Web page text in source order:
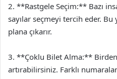
2. **Rastgele Seçim:** Bazı
sayılar seçmeyi tercih eder.
plana çıkarır.
3. **Çoklu Bilet Alma:** Birden
artırabilirsiniz. Farklı